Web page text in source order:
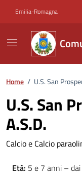
Emilia-Romagna
Home / U.S. San
U.S. San
A.S.D.
Calcio e Calcio
Età: 5 e 7 anni –